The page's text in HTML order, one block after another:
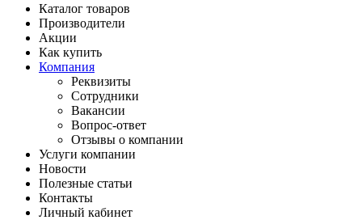
Каталог товаров
Производители
Акции
Как купить
Компания
Реквизиты
Сотрудники
Вакансии
Вопрос-ответ
Отзывы о компании
Услуги компании
Новости
Полезные статьи
Контакты
Личный кабинет